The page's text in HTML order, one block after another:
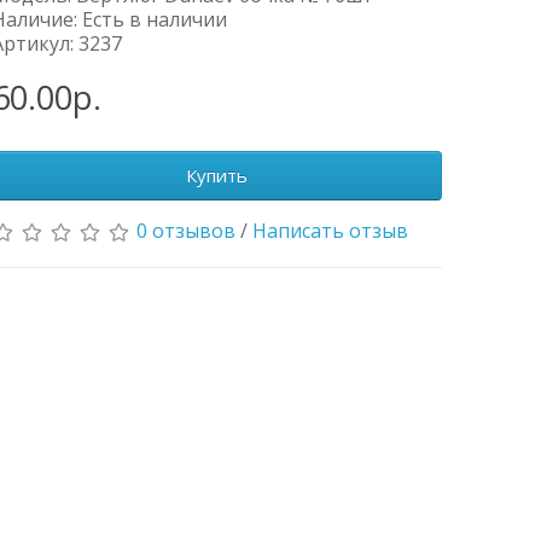
Есть в наличии
3237
Купить
0 отзывов / Написать отзыв